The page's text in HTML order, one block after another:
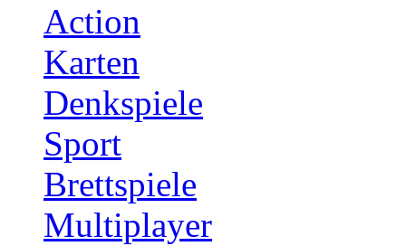
Action
Karten
Denkspiele
Sport
Brettspiele
Multiplayer